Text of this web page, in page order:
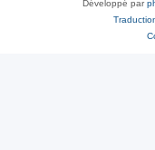
Développé par